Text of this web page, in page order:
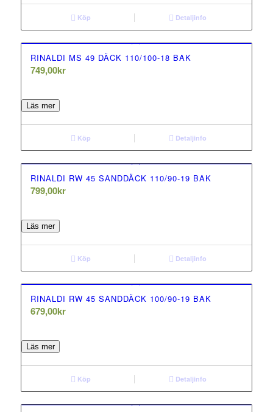
Köp Detaljinfo
RINALDI MS 49 DÄCK 110/100-18 BAK
749,00kr
Läs mer
Köp Detaljinfo
RINALDI RW 45 SANDDÄCK 110/90-19 BAK
799,00kr
Läs mer
Köp Detaljinfo
RINALDI RW 45 SANDDÄCK 100/90-19 BAK
679,00kr
Läs mer
Köp Detaljinfo